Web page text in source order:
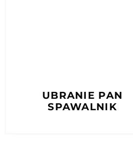
UBRANIE PAN
SPAWALNIK